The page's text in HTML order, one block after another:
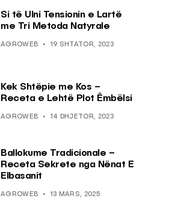
Si të Ulni Tensionin e Lartë
me Tri Metoda Natyrale
AGROWEB 19 SHTATOR, 2023
Kek Shtëpie me Kos –
Receta e Lehtë Plot Ëmbëlsi
AGROWEB 14 DHJETOR, 2023
Ballokume Tradicionale –
Receta Sekrete nga Nënat E
Elbasanit
AGROWEB 13 MARS, 2025